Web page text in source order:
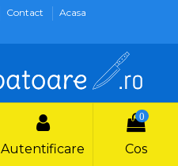
Contact
Acasa
Autentificare
0
Cos